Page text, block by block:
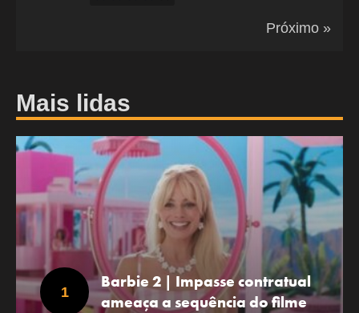
Próximo »
Mais lidas
Barbie 2 | Impasse contratual
ameaça a sequência do filme